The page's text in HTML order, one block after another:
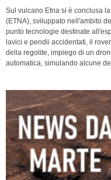
Sul vulcano Etna si è conclusa
(ETNA), sviluppato nell'ambito
punto tecnologie destinate
lavici e pendii accidentati, il
della regolite, impiego di un
automatica, simulando alcune